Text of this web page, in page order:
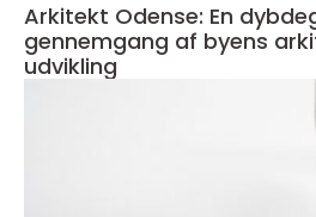
Arkitekt Odense: En
gennemgang af byens
udvikling